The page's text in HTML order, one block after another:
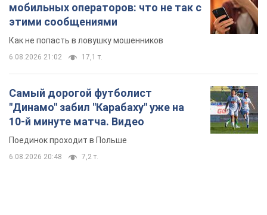
мобильных операторов: что не так с
этими сообщениями
Как не попасть в ловушку мошенников
6.08.2026 21:02 17,1 т.
Самый дорогой футболист
"Динамо" забил "Карабаху" уже на
10-й минуте матча. Видео
Поединок проходит в Польше
6.08.2026 20:48 7,2 т.